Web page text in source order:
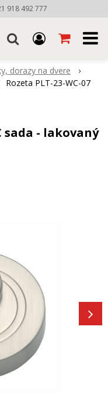
918 492 777
dorazy na dvere
Rozeta PLT-23-WC-07
sada - lakovaný